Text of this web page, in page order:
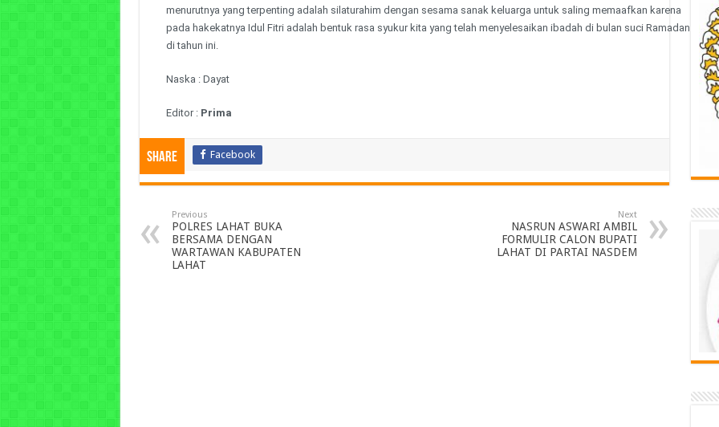
menurutnya yang terpenting adalah silaturahim dengan sesama sanak keluarga untuk saling memaafkan karena
pada hakekatnya Idul Fitri adalah bentuk rasa syukur kita yang telah menyelesaikan ibadah di bulan suci Ramadan
di tahun ini.
Naska : Dayat
Editor : Prima
Share Facebook
Previous
POLRES LAHAT BUKA
BERSAMA DENGAN
WARTAWAN KABUPATEN
LAHAT
Next
NASRUN ASWARI AMBIL
FORMULIR CALON BUPATI
LAHAT DI PARTAI NASDEM